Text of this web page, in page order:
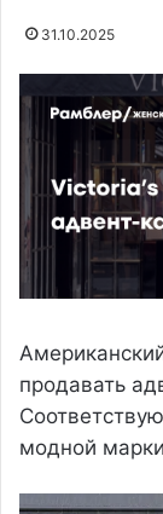
31.10.2025
продавать
модной